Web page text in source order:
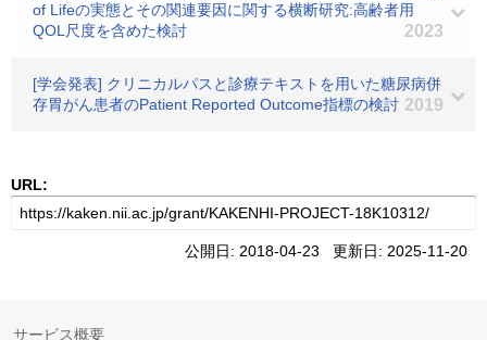
of Lifeの実態とその関連要因に関する横断研究:高齢者用
QOL尺度を含めた検討
2023
[学会発表] クリニカルパスと診療テキストを用いた糖尿病併
存胃がん患者のPatient Reported Outcome指標の検討 2019
URL:
公開日: 2018-04-23 更新日: 2025-11-20
サービス概要